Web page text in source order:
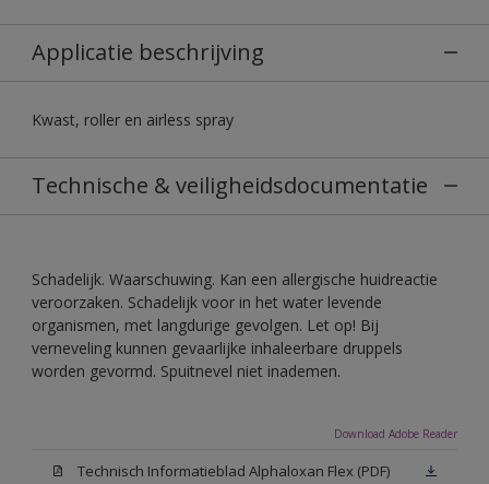
Applicatie beschrijving
Kwast, roller en airless spray
Technische & veiligheidsdocumentatie
Schadelijk. Waarschuwing. Kan een allergische huidreactie
veroorzaken. Schadelijk voor in het water levende
organismen, met langdurige gevolgen. Let op! Bij
verneveling kunnen gevaarlijke inhaleerbare druppels
worden gevormd. Spuitnevel niet inademen.
Download Adobe Reader
Technisch Informatieblad Alphaloxan Flex (PDF)